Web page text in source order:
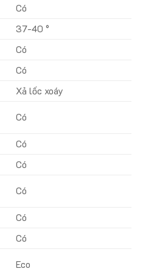
Có
37-40 °
Có
Có
Xả lốc xoáy
Có
Có
Có
Có
Có
Có
Eco